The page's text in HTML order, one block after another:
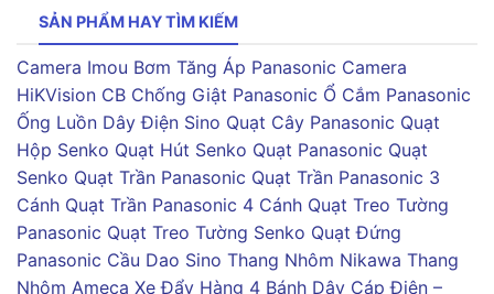
SẢN PHẨM HAY TÌM KIẾM
Camera Imou Bơm Tăng Áp Panasonic Camera
HiKVision CB Chống Giật Panasonic Ổ Cắm Panasonic
Ống Luồn Dây Điện Sino Quạt Cây Panasonic Quạt
Hộp Senko Quạt Hút Senko Quạt Panasonic Quạt
Senko Quạt Trần Panasonic Quạt Trần Panasonic 3
Cánh Quạt Trần Panasonic 4 Cánh Quạt Treo Tường
Panasonic Quạt Treo Tường Senko Quạt Đứng
Panasonic Cầu Dao Sino Thang Nhôm Nikawa Thang
Nhôm Ameca Xe Đẩy Hàng 4 Bánh Dây Cáp Điện –